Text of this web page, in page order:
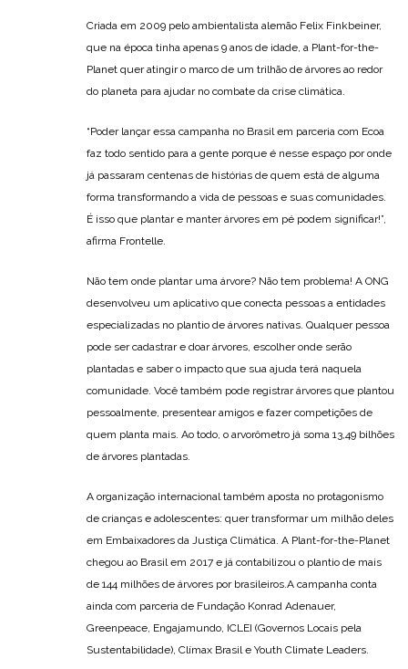
Criada em 2009 pelo ambientalista alemão Felix Finkbeiner,
que na época tinha apenas 9 anos de idade, a Plant-for-the-
Planet quer atingir o marco de um trilhão de árvores ao redor
do planeta para ajudar no combate da crise climática.
“Poder lançar essa campanha no Brasil em parceria com Ecoa
faz todo sentido para a gente porque é nesse espaço por onde
já passaram centenas de histórias de quem está de alguma
forma transformando a vida de pessoas e suas comunidades.
É isso que plantar e manter árvores em pé podem significar!”,
afirma Frontelle.
Não tem onde plantar uma árvore? Não tem problema! A ONG
desenvolveu um aplicativo que conecta pessoas a entidades
especializadas no plantio de árvores nativas. Qualquer pessoa
pode ser cadastrar e doar árvores, escolher onde serão
plantadas e saber o impacto que sua ajuda terá naquela
comunidade. Você também pode registrar árvores que plantou
pessoalmente, presentear amigos e fazer competições de
quem planta mais. Ao todo, o arvorômetro já soma 13,49 bilhões
de árvores plantadas.
A organização internacional também aposta no protagonismo
de crianças e adolescentes: quer transformar um milhão deles
em Embaixadores da Justiça Climática. A Plant-for-the-Planet
chegou ao Brasil em 2017 e já contabilizou o plantio de mais
de 144 milhões de árvores por brasileiros.A campanha conta
ainda com parceria de Fundação Konrad Adenauer,
Greenpeace, Engajamundo, ICLEI (Governos Locais pela
Sustentabilidade), Clímax Brasil e Youth Climate Leaders.